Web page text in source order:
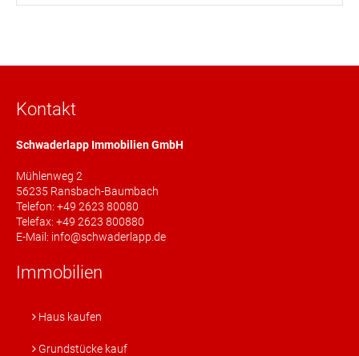
Kontakt
Schwaderlapp Immobilien GmbH
Mühlenweg 2
56235 Ransbach-Baumbach
Telefon: +49 2623 80080
Telefax: +49 2623 800880
E-Mail: info@schwaderlapp.de
Immobilien
Haus kaufen
Grundstücke kauf